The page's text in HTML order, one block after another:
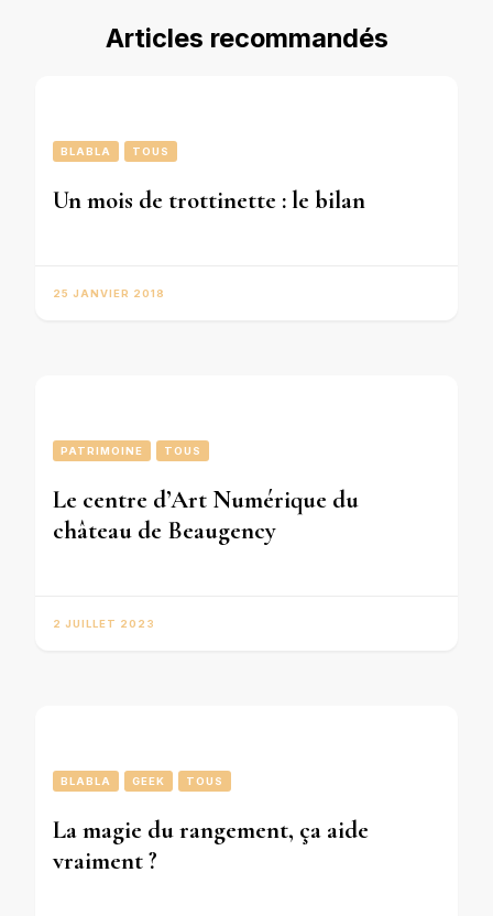
Articles recommandés
BLABLA TOUS
Un mois de trottinette : le bilan
25 JANVIER 2018
PATRIMOINE TOUS
Le centre d’Art Numérique du
château de Beaugency
2 JUILLET 2023
BLABLA GEEK TOUS
La magie du rangement, ça aide
vraiment ?